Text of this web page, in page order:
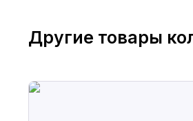
Другие товары